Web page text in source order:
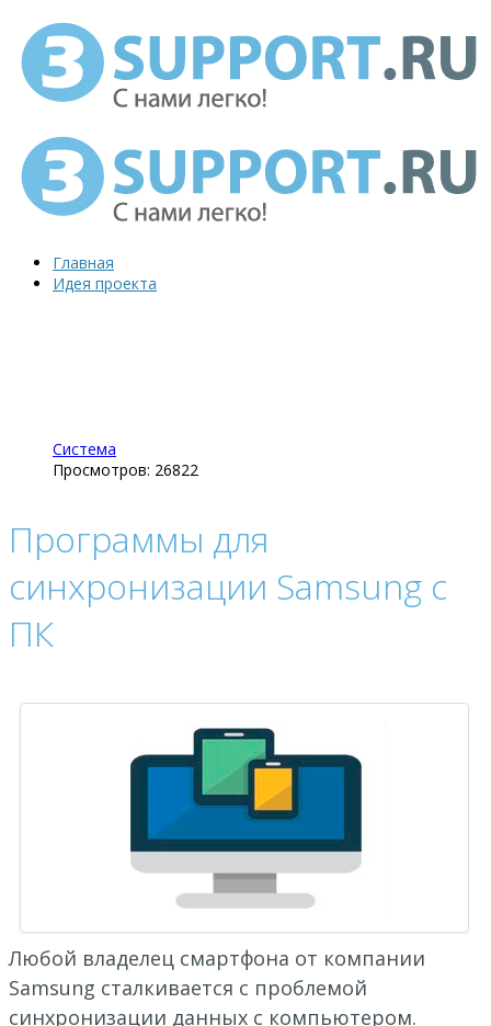
Главная
Идея проекта
Система
Просмотров: 26822
Программы для
синхронизации Samsung с
ПК
Любой владелец смартфона от компании
Samsung сталкивается с проблемой
синхронизации данных с компьютером.